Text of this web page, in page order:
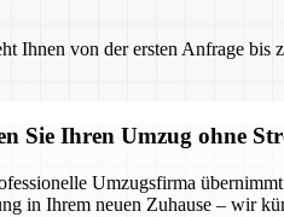
Ihnen von der ersten Anfrage
Sie Ihren Umzug ohne
Umzugsfirma
in Ihrem neuen Zuhause – wir